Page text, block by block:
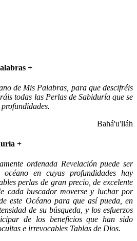
+
de Mis Palabras, para que descifréis
todas las Perlas de Sabiduría que se
Bahá'u'lláh
+
ordenada Revelación puede ser
en cuyas profundidades hay
perlas de gran precio, de excelente
cada buscador moverse y luchar por
este Océano para que así pueda, en
de su búsqueda, y los esfuerzos
de los beneficios que han sido
e irrevocables Tablas de Dios.